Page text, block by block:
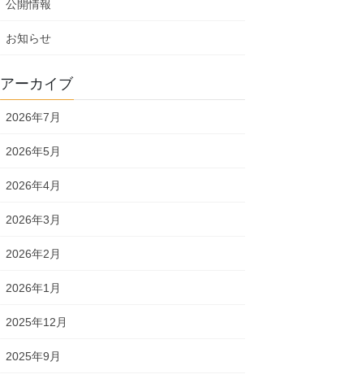
公開情報
お知らせ
アーカイブ
2026年7月
2026年5月
2026年4月
2026年3月
2026年2月
2026年1月
2025年12月
2025年9月